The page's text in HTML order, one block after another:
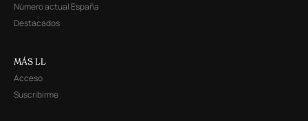
Número actual España
Destacados
MÁS LL
Acceso
Suscribirme